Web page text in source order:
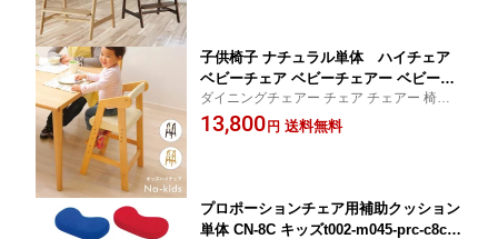
子供椅子 ナチュラル単体 ハイチェア
ベビーチェア ベビーチェアー ベビーハ
イチェアー キッズチェアー キッズチェ
ア キッズハイチェアー 子ども用 子供用
ダイニングチェアー チェア チェアー 椅子
いす イス 椅子チェアー 食卓用 食事用 ダイ
ニング用 ダイニング モダン デザイン シン
13,800 円 送料無料
プロポーションチェア用補助クッション
単体 CN-8C キッズt002-m045-prc-c8c Q